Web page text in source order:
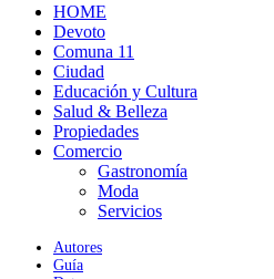
HOME
Devoto
Comuna 11
Ciudad
Educación y Cultura
Salud & Belleza
Propiedades
Comercio
Gastronomía
Moda
Servicios
Autores
Guía